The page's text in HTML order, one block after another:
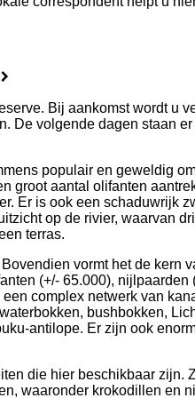
Bij aankomst wordt u
volgende dagen staan
populair en geweldig
aantal olifanten
Er is ook een schaduwrijk
op de rivier, waarvan
terras.
vormt het de kern
(+/- 65.000),
complex netwerk van
bushbokken,
antilope. Er zijn ook
die hier beschikbaar zijn.
waaronder krokodillen